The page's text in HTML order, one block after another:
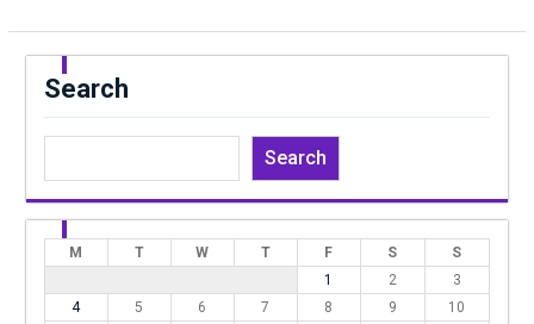
Search
Search
M T W T F S
S
1
2
3
4
5 6 7 8 9
10